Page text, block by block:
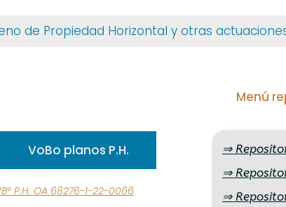
de Propiedad Horizontal y otras
VoBo planos P.H.
P.H. OA 68276-1-22-0066
Menú
⇒
⇒
⇒